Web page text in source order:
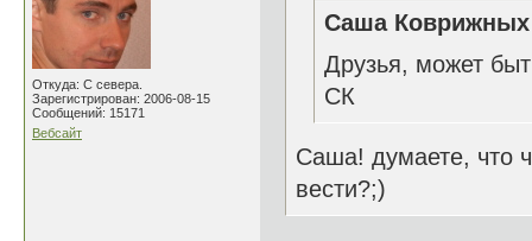
Откуда: С севера.
Зарегистрирован: 2006-08-15
Сообщений: 15171
Вебсайт
Саша Коврижных
Друзья, может
СК
Саша! думаете, что
вести?;)